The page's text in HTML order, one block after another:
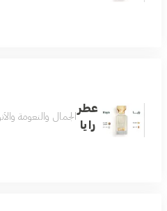
عطر
رايا
الجمال والنعومة